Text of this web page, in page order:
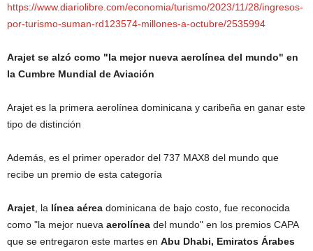
https://www.diariolibre.com/economia/turismo/2023/11/28/ingresos-
por-turismo-suman-rd123574-millones-a-octubre/2535994
Arajet se alzó como "la mejor nueva aerolínea del mundo" en
la Cumbre Mundial de Aviación
Arajet es la primera aerolínea dominicana y caribeña en ganar este
tipo de distinción
Además, es el primer operador del 737 MAX8 del mundo que
recibe un premio de esta categoría
Arajet , la línea aérea dominicana de bajo costo, fue reconocida
como "la mejor nueva aerolínea del mundo" en los premios CAPA
que se entregaron este martes en Abu Dhabi, Emiratos Árabes